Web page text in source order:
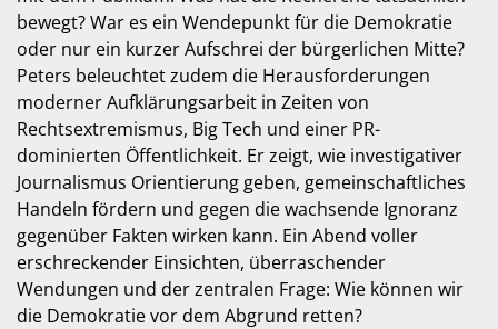
bewegt? War es ein Wendepunkt für die Demokratie
oder nur ein kurzer Aufschrei der bürgerlichen Mitte?
Peters beleuchtet zudem die Herausforderungen
moderner Aufklärungsarbeit in Zeiten von
Rechtsextremismus, Big Tech und einer PR-
dominierten Öffentlichkeit. Er zeigt, wie investigativer
Journalismus Orientierung geben, gemeinschaftliches
Handeln fördern und gegen die wachsende Ignoranz
gegenüber Fakten wirken kann. Ein Abend voller
erschreckender Einsichten, überraschender
Wendungen und der zentralen Frage: Wie können wir
die Demokratie vor dem Abgrund retten?